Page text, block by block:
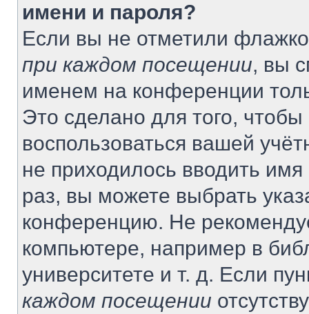
имени и пароля?
Если вы не отметили
при каждом посещении, вы
именем на конференции
Это сделано для того, чтобы
воспользоваться вашей
не приходилось вводить
раз, вы можете выбрать
конференцию. Не
компьютере, например в
университете и т. д. Если
каждом посещении